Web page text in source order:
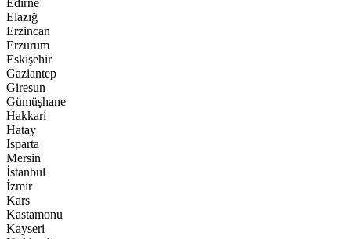
Edirne
Elazığ
Erzincan
Erzurum
Eskişehir
Gaziantep
Giresun
Gümüşhane
Hakkari
Hatay
Isparta
Mersin
İstanbul
İzmir
Kars
Kastamonu
Kayseri